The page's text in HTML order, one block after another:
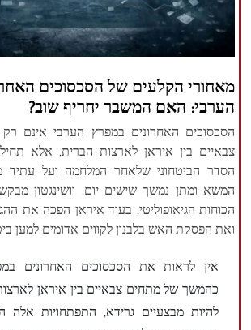
הזכויות שמורות נור ניוז
מאחורי הקלעים של הסכסוכים
הערבי: האם המשבר יחריף שוב?
הסכסוכים האחרונים במפרץ הערבי אינם
צבאיים בין איראן לארצות הברית, אלא
הסדר הביטחוני שלאחר המלחמה ועל עתיד
המשא ומתן נמשך שישים יום, וושינגטון
הכוחות הגיאופוליטי, בעוד איראן הפכה את
ואת הפסקת האש בלבנון לקווים אדומים למען
אין לראות את הסכסוכים האחרונים
כהמשך של מתחים צבאיים בין איראן
להיות מבצעיים גרידא, התפתחויות אלה